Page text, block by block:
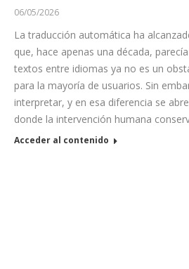
06/05/2026
La traducción automática ha
que, hace apenas una década,
textos entre idiomas ya no es un
para la mayoría de usuarios. Sin
interpretar, y en esa diferencia se
donde la intervención humana
Acceder al contenido